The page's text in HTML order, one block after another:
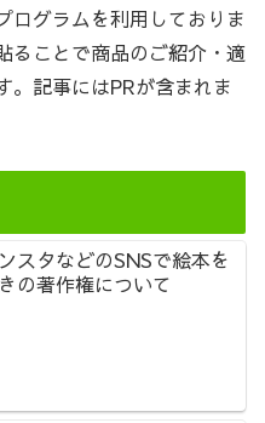
ログラムを利用しておりま
ることで商品のご紹介・適
。記事にはPRが含まれま
スタなどのSNSで絵本を
の著作権について